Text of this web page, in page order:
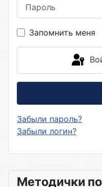
Методички
Запомнить меня
Забыли пароль?
Забыли логин?